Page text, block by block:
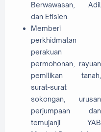
Berwawasan, Adil
dan Efisien.
Memberi
perkhidmatan
perakuan
permohonan, rayuan
pemilikan tanah,
surat-surat
sokongan, urusan
perjumpaan dan
temujanji YAB